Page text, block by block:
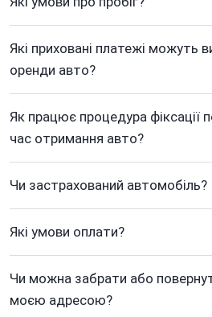
Які приховані платежі можуть
оренди авто?
Як працює процедура фіксації
час отримання авто?
Чи застрахований автомобіль?
Які умови оплати?
Чи можна забрати або
моєю адресою?